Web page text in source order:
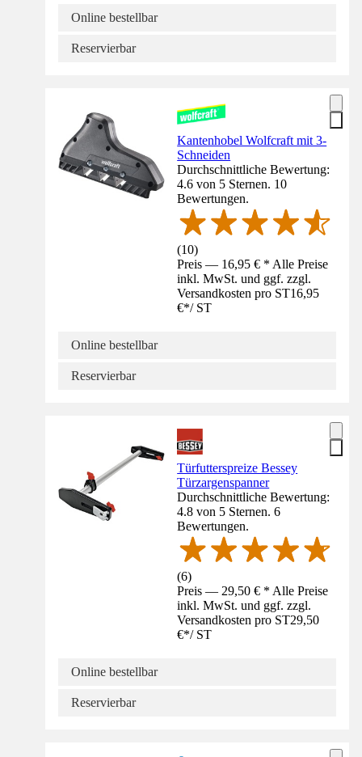
Online bestellbar
Reservierbar
Kantenhobel Wolfcraft mit 3-
Schneiden
Durchschnittliche Bewertung:
4.6 von 5 Sternen. 10
Bewertungen.
(10)
Preis — 16,95 € * Alle Preise
inkl. MwSt. und ggf. zzgl.
Versandkosten pro ST16,95
€*/ ST
Online bestellbar
Reservierbar
Türfutterspreize Bessey
Türzargenspanner
Durchschnittliche Bewertung:
4.8 von 5 Sternen. 6
Bewertungen.
(6)
Preis — 29,50 € * Alle Preise
inkl. MwSt. und ggf. zzgl.
Versandkosten pro ST29,50
€*/ ST
Online bestellbar
Reservierbar